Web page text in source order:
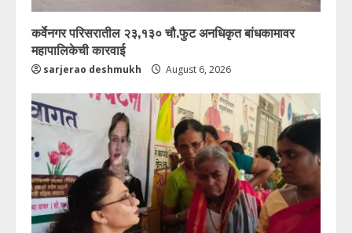
कर्वेनगर परिसरातील २३,१३० चौ.फुट अनधिकृत बांधकामावर
महापालिकेची कारवाई
sarjerao deshmukh August 6, 2026